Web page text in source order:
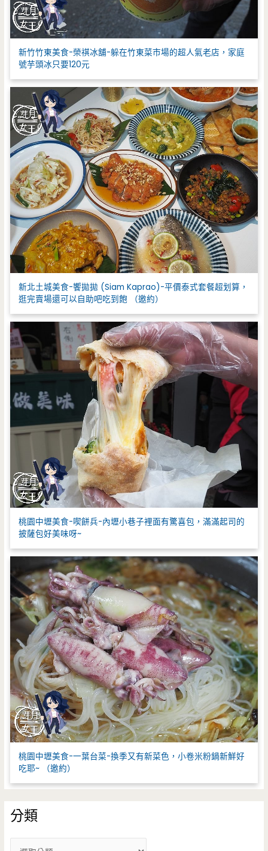
新竹竹東美食-榮祺冰舖-躲在竹東菜市場的超人氣老店，家庭
號芋頭冰只要120元
新北土城美食-饗拋拋 (Siam Kaprao)-平價泰式套餐超划算，
逛完賣場還可以自助吧吃到飽 （邀約）
桃園中壢美食-喫餅兵-內壢小巷子裡面有驚喜包，滿滿起司的
披薩包好美味呀~
桃園中壢美食-一葉台菜-換季又有新菜色，小卷米粉鍋新鮮好
吃耶~ （邀約）
分類